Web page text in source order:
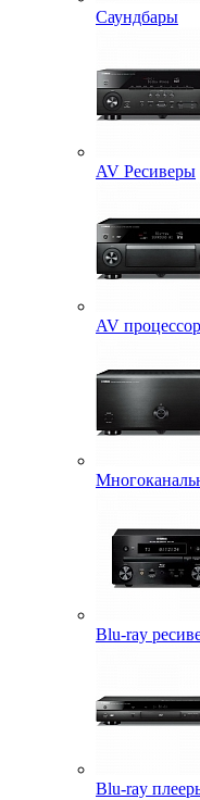
Саундбары
AV Ресиверы
AV
Blu-ray
Blu-ray